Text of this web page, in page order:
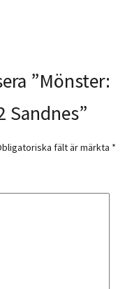
”Mönster:
Sandnes”
fält är märkta *